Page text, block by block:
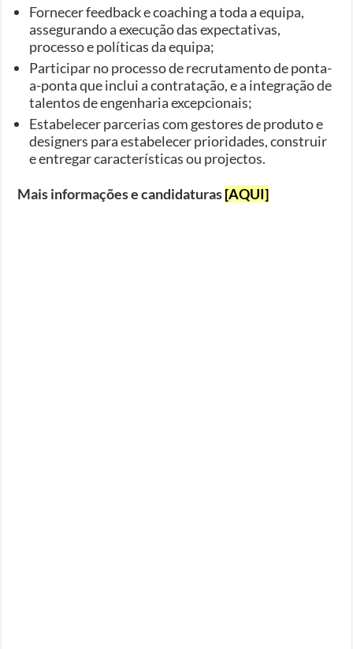
Fornecer feedback e coaching a toda a equipa,
assegurando a execução das expectativas,
processo e políticas da equipa;
Participar no processo de recrutamento de ponta-
a-ponta que inclui a contratação, e a integração de
talentos de engenharia excepcionais;
Estabelecer parcerias com gestores de produto e
designers para estabelecer prioridades, construir
e entregar características ou projectos.
Mais informações e candidaturas[AQUI]